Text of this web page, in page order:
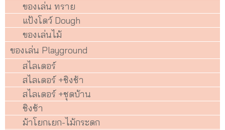
ของเล่น ทราย
แป้งโดว์ Dough
ของเล่นไม้
ของเล่น Playground
สไลเดอร์
สไลเดอร์ +ชิงช้า
สไลเดอร์ +ชุดบ้าน
ชิงช้า
ม้าโยกเยก-ไม้กระดก